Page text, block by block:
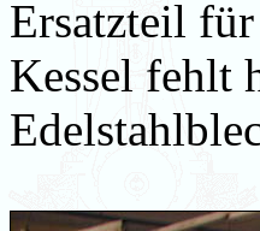
Ersatzteil
Kessel fehlt